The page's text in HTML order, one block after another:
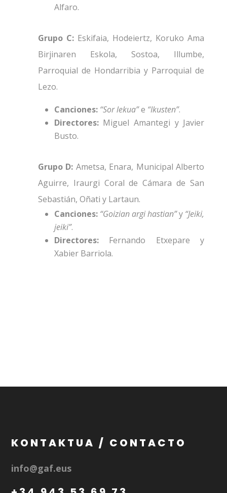
Alfaro.
Grupo C:Eskifaia, Hodeiertz, Koruko Ama
Birjinaren Eskola, Sostoa, Illumbe,
Parroquial de Hondarribia y Parroquial de
Lezo.
Canciones: “Sor lekua”e “Ikusten”.
Directores:Miguel Amantegi y Javier
Busto.
Grupo D: Ametsa, Enara, Municipal Alberto
Aguirre, Iraurgi Coral de Cámara de San
Sebastián, Oñati y Lartaun.
Canciones: “Goizian argi hastian”y “Jeiki,
jeiki”.
Directores:Fernando Etxepare y
Xabier Barriola.
KONTAKTUA / CONTACTO
info@gaf.eus